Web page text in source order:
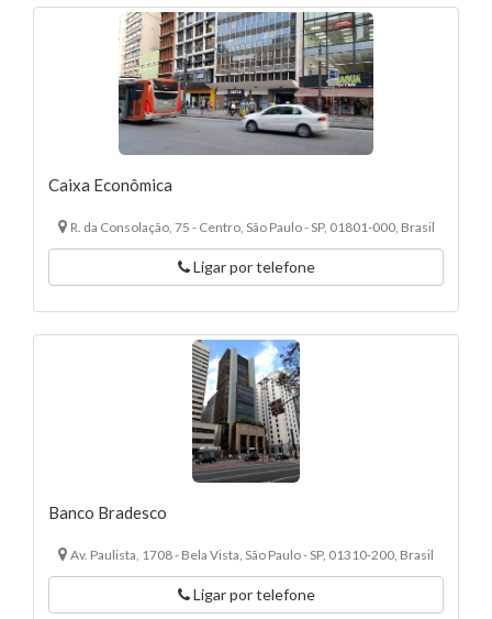
Caixa Econômica
R. da Consolação, 75 - Centro, São Paulo - SP, 01801-000, Brasil
Ligar por telefone
Banco Bradesco
Av. Paulista, 1708 - Bela Vista, São Paulo - SP, 01310-200, Brasil
Ligar por telefone